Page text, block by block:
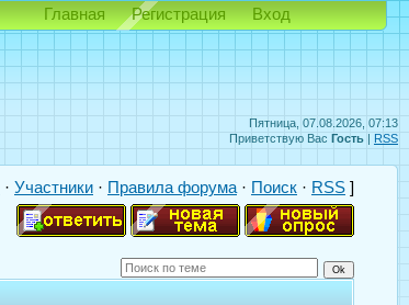
Пятница, 07.08.2026, 07:13
Приветствую Вас Гость | RSS
Главная Регистрация Вход
· Участники · Правила форума · Поиск · RSS ]